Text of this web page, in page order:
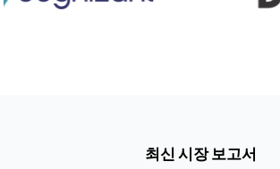
최신 시장 보고서